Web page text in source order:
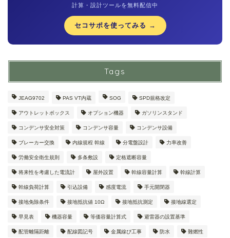
計算・設計ツールを無料配信中
セコサポを使ってみる →
Tags
JEAG9702 PAS VT内蔵 SOG SPD規格改定
アウトレットボックス オプション機器 ガソリンスタンド
コンデンサ安全対策 コンデンサ容量 コンデンサ設備
ブレーカー交換 内線規程 幹線 分電盤設計 力率改善
労働安全衛生規則 多条敷設 定格遮断容量
将来性を考慮した電流計 屋外設置 幹線容量計算 幹線計算
幹線負荷計算 引込設備 感度電流 手元開閉器
接地免除条件 接地抵抗値 10Ω 接地抵抗測定 接地線選定
早見表 機器容量 等価容量計算式 避雷器の設置基準
配管離隔距離 配線図記号 金属線ぴ工事 防水 難燃性